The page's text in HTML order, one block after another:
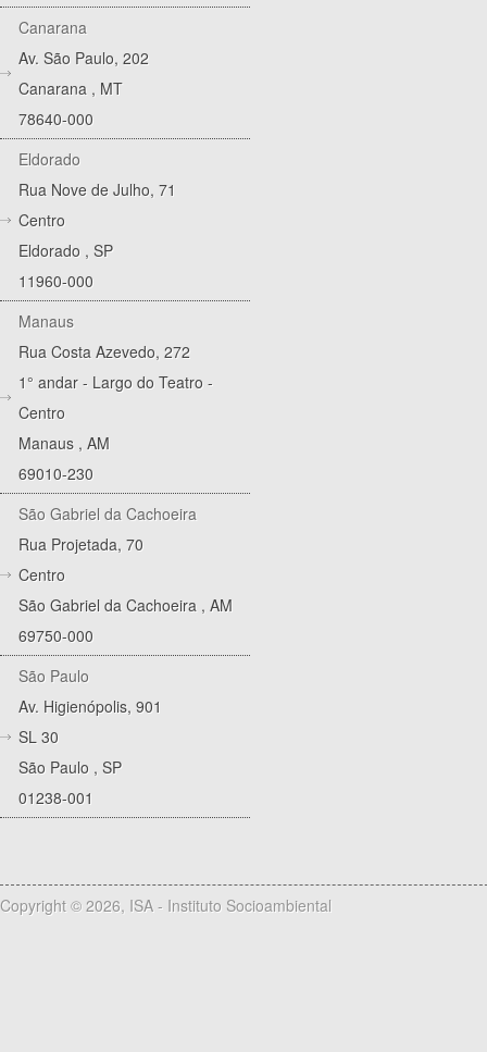
Canarana
Av. São Paulo, 202
Canarana , MT
78640-000
Eldorado
Rua Nove de Julho, 71
Centro
Eldorado , SP
11960-000
Manaus
Rua Costa Azevedo, 272
1° andar - Largo do Teatro -
Centro
Manaus , AM
69010-230
São Gabriel da Cachoeira
Rua Projetada, 70
Centro
São Gabriel da Cachoeira , AM
69750-000
São Paulo
Av. Higienópolis, 901
SL 30
São Paulo , SP
01238-001
Copyright © 2026, ISA - Instituto Socioambiental